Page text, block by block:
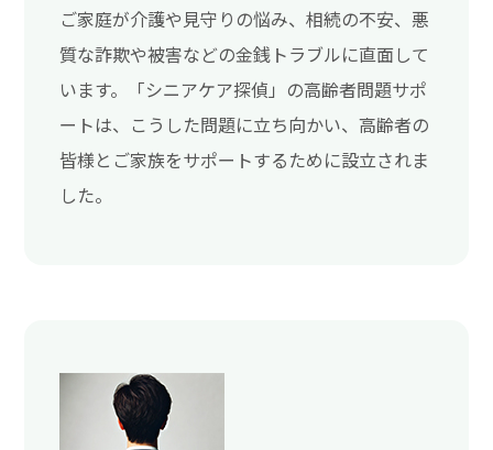
ご家庭が介護や見守りの悩み、相続の不安、悪
質な詐欺や被害などの金銭トラブルに直面して
います。「シニアケア探偵」の高齢者問題サポ
ートは、こうした問題に立ち向かい、高齢者の
皆様とご家族をサポートするために設立されま
した。